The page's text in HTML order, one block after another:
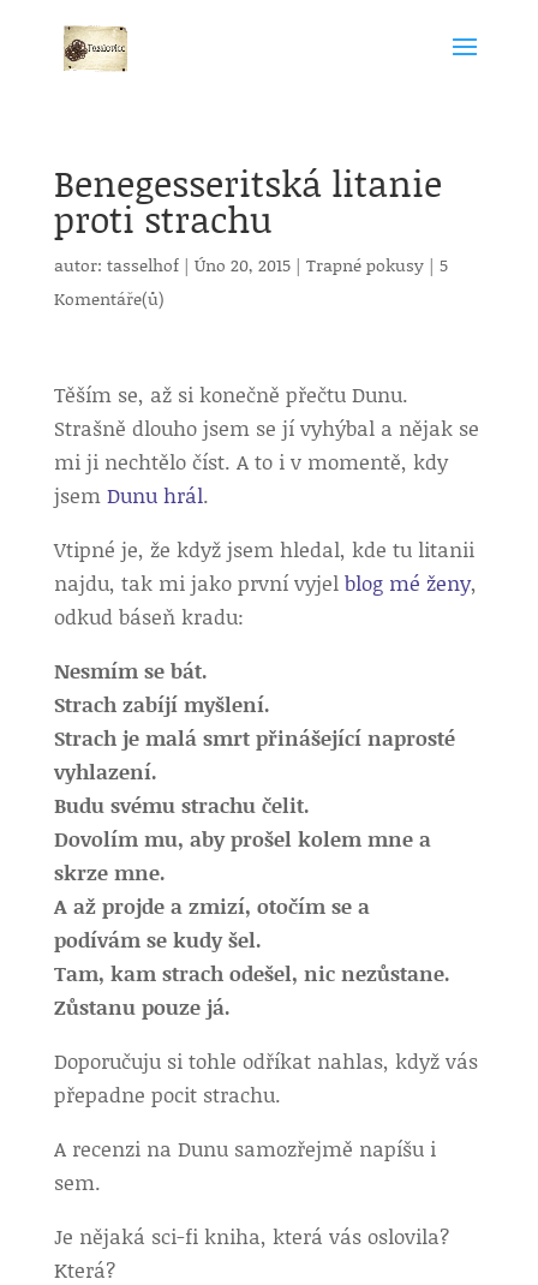
Benegesseritská litanie
proti strachu
autor: tasselhof| Úno 20, 2015| Trapné pokusy| 5
Komentáře(ů)
Těším se, až si konečně přečtu Dunu.
Strašně dlouho jsem se jí vyhýbal a nějak se
mi ji nechtělo číst. A to i v momentě, kdy
jsem Dunu hrál.
Vtipné je, že když jsem hledal, kde tu litanii
najdu, tak mi jako první vyjel blog mé ženy,
odkud báseň kradu:
Nesmím se bát.
Strach zabíjí myšlení.
Strach je malá smrt přinášející naprosté
vyhlazení.
Budu svému strachu čelit.
Dovolím mu, aby prošel kolem mne a
skrze mne.
A až projde a zmizí, otočím se a
podívám se kudy šel.
Tam, kam strach odešel, nic nezůstane.
Zůstanu pouze já.
Doporučuju si tohle odříkat nahlas, když vás
přepadne pocit strachu.
A recenzi na Dunu samozřejmě napíšu i
sem.
Je nějaká sci-fi kniha, která vás oslovila?
Která?